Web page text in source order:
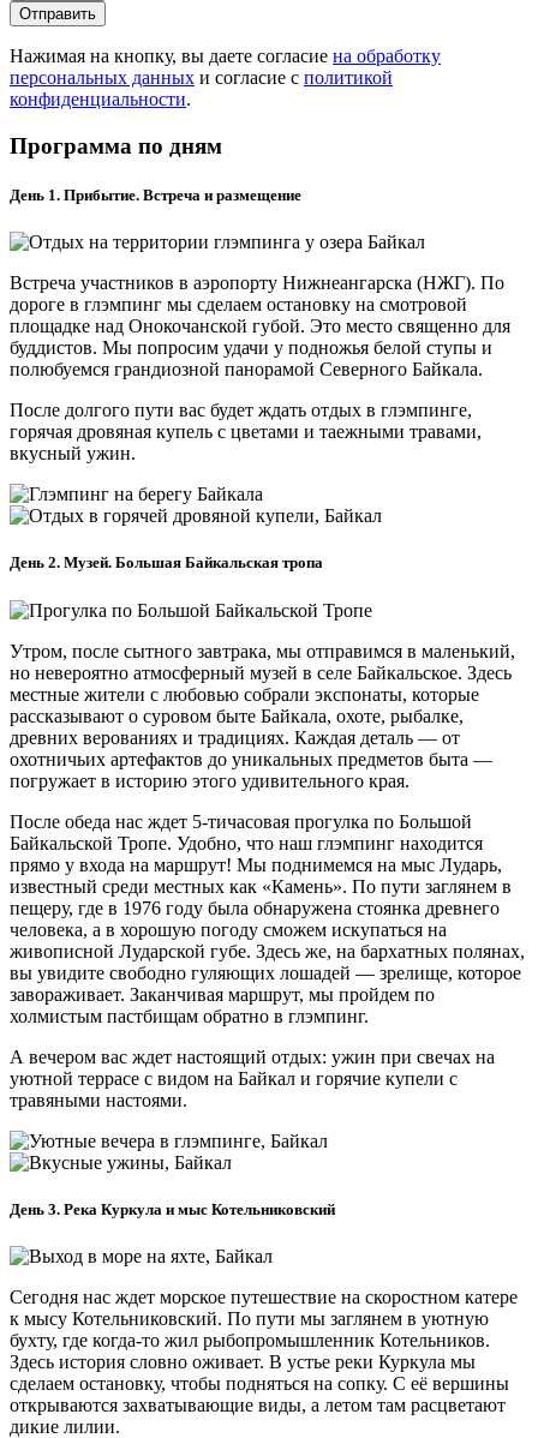
Отправить
Нажимая на кнопку, вы даете согласие на обработку
персональных данных и согласие с политикой
конфиденциальности.
Программа по дням
День 1. Прибытие. Встреча и размещение
Встреча участников в аэропорту Нижнеангарска (НЖГ). По
дороге в глэмпинг мы сделаем остановку на смотровой
площадке над Онокочанской губой. Это место священно для
буддистов. Мы попросим удачи у подножья белой ступы и
полюбуемся грандиозной панорамой Северного Байкала.
После долгого пути вас будет ждать отдых в глэмпинге,
горячая дровяная купель с цветами и таежными травами,
вкусный ужин.
День 2. Музей. Большая Байкальская тропа
Утром, после сытного завтрака, мы отправимся в маленький,
но невероятно атмосферный музей в селе Байкальское. Здесь
местные жители с любовью собрали экспонаты, которые
рассказывают о суровом быте Байкала, охоте, рыбалке,
древних верованиях и традициях. Каждая деталь — от
охотничьих артефактов до уникальных предметов быта —
погружает в историю этого удивительного края.
После обеда нас ждет 5-тичасовая прогулка по Большой
Байкальской Тропе. Удобно, что наш глэмпинг находится
прямо у входа на маршрут! Мы поднимемся на мыс Лударь,
известный среди местных как «Камень». По пути заглянем в
пещеру, где в 1976 году была обнаружена стоянка древнего
человека, а в хорошую погоду сможем искупаться на
живописной Лударской губе. Здесь же, на бархатных полянах,
вы увидите свободно гуляющих лошадей — зрелище, которое
завораживает. Заканчивая маршрут, мы пройдем по
холмистым пастбищам обратно в глэмпинг.
А вечером вас ждет настоящий отдых: ужин при свечах на
уютной террасе с видом на Байкал и горячие купели с
травяными настоями.
День 3. Река Куркула и мыс Котельниковский
Сегодня нас ждет морское путешествие на скоростном катере
к мысу Котельниковский. По пути мы заглянем в уютную
бухту, где когда-то жил рыбопромышленник Котельников.
Здесь история словно оживает. В устье реки Куркула мы
сделаем остановку, чтобы подняться на сопку. С её вершины
открываются захватывающие виды, а летом там расцветают
дикие лилии.